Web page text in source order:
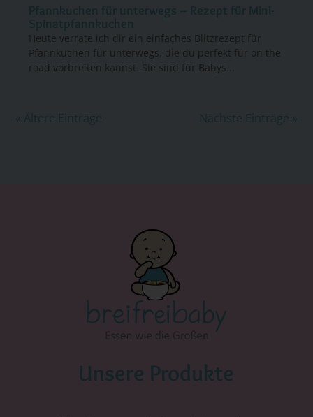
Pfannkuchen für unterwegs – Rezept für Mini-
Spinatpfannkuchen
Heute verrate ich dir ein einfaches Blitzrezept für
Pfannkuchen für unterwegs, die du perfekt für on the
road vorbreiten kannst. Sie sind für Babys...
« Ältere Einträge Nächste Einträge »
Unsere Produkte